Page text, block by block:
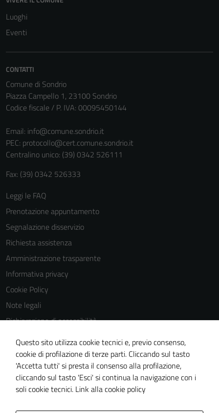
Luoghi
Eventi
CONTATTI
Comune di Sondrio
Piazza Campello 1, 23100 Sondrio
Codice fiscale / P. IVA: 00095450144
Email: info@comune.sondrio.it
PEC: protocollo@cert.comune.sondrio.it
Centralino unico: (39) 0342 526111
Fax: (39) 0342 526333
Leggi le FAQ
Prenotazione appuntamento
Segnalazione disservizio
Richiesta assistenza
Amministrazione trasparente
Informativa privacy
Cookie Policy
Note legali
Dichiarazione di accessibilità
Dichiarazione di accessibilità Servizi
Whistleblowing
Piano di miglioramento del sito
Area riservata
Questo sito utilizza cookie tecnici e, previo consenso,
cookie di profilazione di terze parti. Cliccando sul tasto
'Accetta tutti' si presta il consenso alla profilazione,
cliccando sul tasto 'Esci' si continua la navigazione con i
soli cookie tecnici. Link alla cookie policy